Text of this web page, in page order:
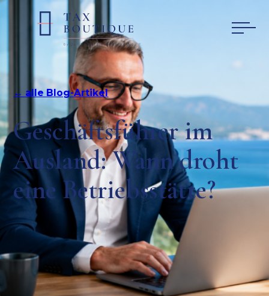
← alle Blog-Artikel
Geschäftsführer im
Ausland: Wann droht
eine Betriebsstätte?